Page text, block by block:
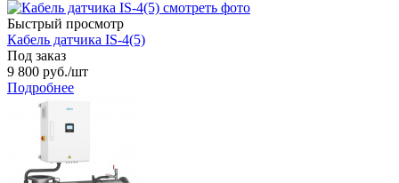
Быстрый просмотр
Кабель датчика IS-4(5)
Под заказ
9 800 руб./шт
Подробнее